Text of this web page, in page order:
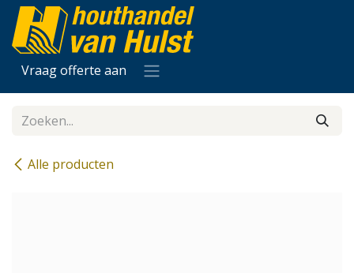
Overslaan naar inhoud
Vraag offerte aan
Alle producten